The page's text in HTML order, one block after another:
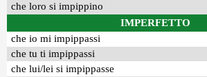
che loro si impippino
IMPERFETTO
che io mi impippassi
che tu ti impippassi
che lui/lei si impippasse